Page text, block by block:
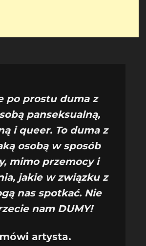
po prostu duma z
panseksualną,
i queer. To duma z
osobą w sposób
mimo przemocy i
jakie w związku z
nas spotkać. Nie
nam DUMY!
artysta.